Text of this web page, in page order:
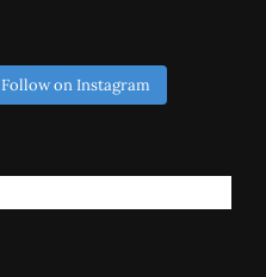
Follow on Instagram